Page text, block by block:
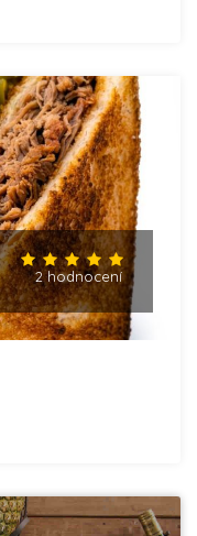
2 hodnocení